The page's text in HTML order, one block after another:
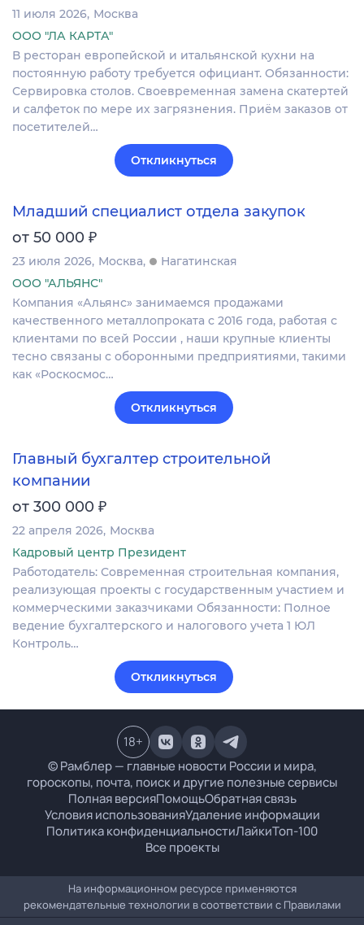
11 июля 2026 Москва
ООО "ЛА КАРТА"
В ресторан европейской и итальянской кухни на
постоянную работу требуется официант. Обязанности:
Сервировка столов. Своевременная замена скатертей
и салфеток по мере их загрязнения. Приём заказов от
посетителей…
Откликнуться
Младший специалист отдела закупок
от 50 000 ₽
23 июля 2026 Москва
Нагатинская
ООО "АЛЬЯНС"
Компания «Альянс» занимаемся продажами
качественного металлопроката с 2016 года, работая с
клиентами по всей России , наши крупные клиенты
тесно связаны с оборонными предприятиями, такими
как «Роскосмос…
Откликнуться
Главный бухгалтер строительной
компании
от 300 000 ₽
22 апреля 2026 Москва
Кадровый центр Президент
Работодатель: Современная строительная компания,
реализующая проекты с государственным участием и
коммерческими заказчиками Обязанности: Полное
ведение бухгалтерского и налогового учета 1 ЮЛ
Контроль…
Откликнуться
© Рамблер — главные новости России и мира,
гороскопы, почта, поиск и другие полезные сервисы
Полная версияПомощьОбратная связь
Условия использованияУдаление информации
Политика конфиденциальностиЛайкиТоп-100
Все проекты
18+
На информационном ресурсе применяются
рекомендательные технологии в соответствии с Правилами